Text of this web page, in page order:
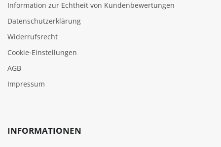
Information zur Echtheit von Kundenbewertungen
Datenschutzerklärung
Widerrufsrecht
Cookie‑Einstellungen
AGB
Impressum
INFORMATIONEN